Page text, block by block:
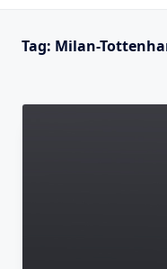
Tag: Milan-